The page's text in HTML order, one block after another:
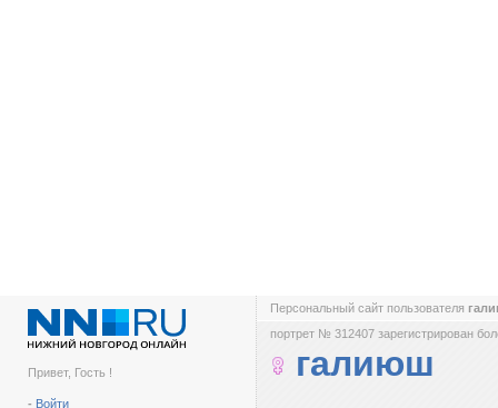
Привет, Гость !
- Войти
Персональный сайт пользователя
портрет № 312407 зарегистрирован
галиюш